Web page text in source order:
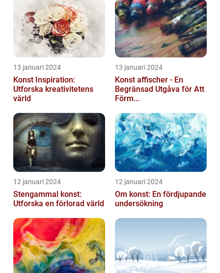
13 januari 2024
Konst Inspiration:
Utforska kreativitetens
värld
13 januari 2024
Konst affischer - En
Begränsad Utgåva för Att
Förm...
12 januari 2024
Stengammal konst:
Utforska en förlorad värld
12 januari 2024
Om konst: En fördjupande
undersökning